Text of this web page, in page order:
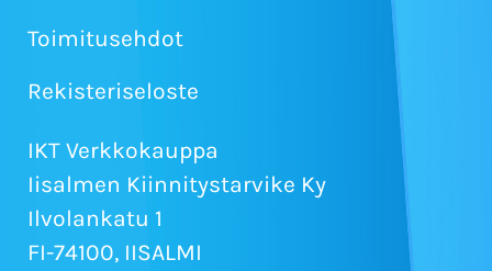
Toimitusehdot
Rekisteriseloste
IKT Verkkokauppa
Iisalmen Kiinnitystarvike Ky
Ilvolankatu 1
FI-74100, IISALMI